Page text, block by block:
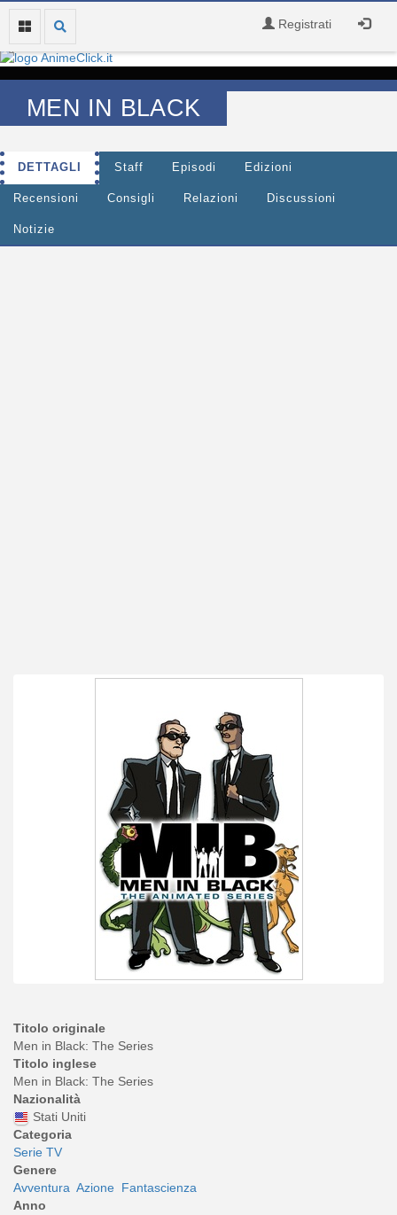
Registrati
MEN IN BLACK
DETTAGLI Staff Episodi Edizioni
Recensioni Consigli Relazioni Discussioni
Notizie
Titolo originale
Men in Black: The Series
Titolo inglese
Men in Black: The Series
Nazionalità
Stati Uniti
Categoria
Serie TV
Genere
Avventura Azione Fantascienza
Anno